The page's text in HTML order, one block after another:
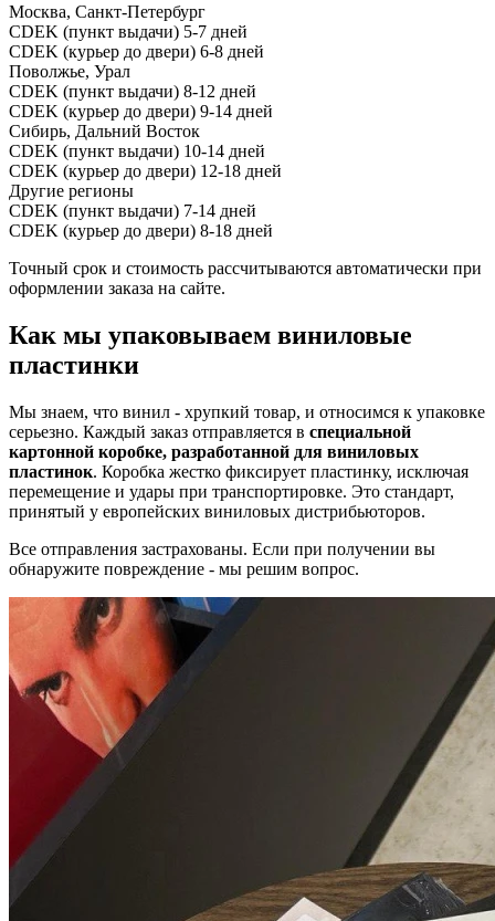
Москва, Санкт-Петербург
CDEK (пункт выдачи) 5-7 дней
CDEK (курьер до двери) 6-8 дней
Поволжье, Урал
CDEK (пункт выдачи) 8-12 дней
CDEK (курьер до двери) 9-14 дней
Сибирь, Дальний Восток
CDEK (пункт выдачи) 10-14 дней
CDEK (курьер до двери) 12-18 дней
Другие регионы
CDEK (пункт выдачи) 7-14 дней
CDEK (курьер до двери) 8-18 дней
Точный срок и стоимость рассчитываются автоматически при
оформлении заказа на сайте.
Как мы упаковываем виниловые
пластинки
Мы знаем, что винил - хрупкий товар, и относимся к упаковке
серьезно. Каждый заказ отправляется в специальной
картонной коробке, разработанной для виниловых
пластинок. Коробка жестко фиксирует пластинку, исключая
перемещение и удары при транспортировке. Это стандарт,
принятый у европейских виниловых дистрибьюторов.
Все отправления застрахованы. Если при получении вы
обнаружите повреждение - мы решим вопрос.